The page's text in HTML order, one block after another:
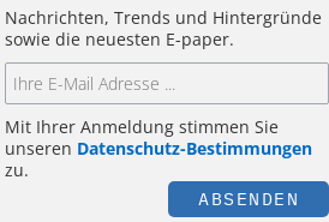
Nachrichten, Trends und Hintergründe
sowie die neuesten E-paper.
Mit Ihrer Anmeldung stimmen Sie
unseren Datenschutz-Bestimmungen
zu.
ABSENDEN